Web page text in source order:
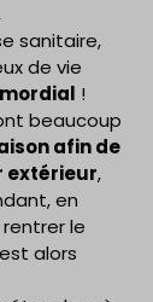
sanitaire,
de vie
!
beaucoup
afin de
extérieur,
en
le
alors